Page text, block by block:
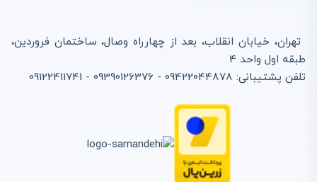
تهران، خیابان انقلاب، بعد از چهارراه وصال، ساختمان فروردین،
طبقه اول واحد 4
تلفن پشتیبانی: 09422044878 - 09390126376 - 09122411741